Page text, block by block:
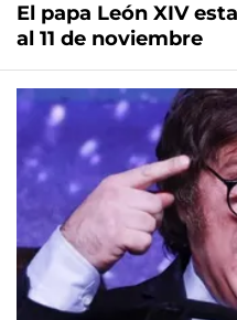
El papa León XIV
al 11 de noviembre